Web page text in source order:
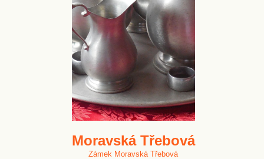
Moravská Třebová
Zámek Moravská Třebová